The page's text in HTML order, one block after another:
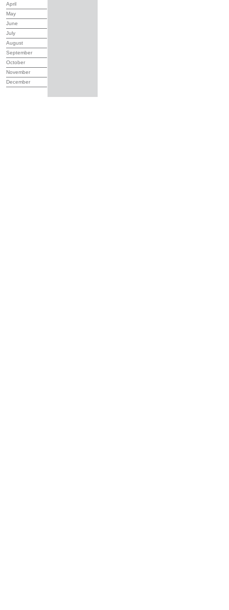
April
May
June
July
August
September
October
November
December